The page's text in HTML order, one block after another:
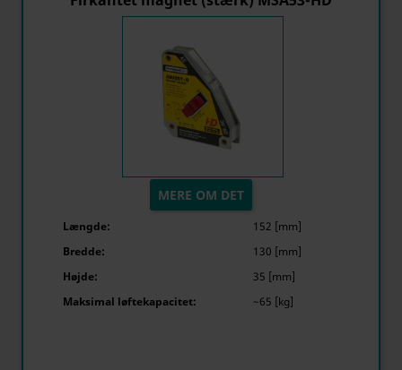
MERE OM DET
Længde:
152 [mm]
Bredde:
130 [mm]
Højde:
35 [mm]
Maksimal løftekapacitet:
~65 [kg]